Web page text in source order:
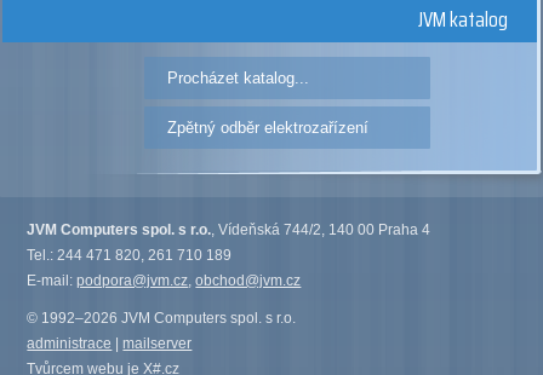
JVM katalog
Procházet katalog...
Zpětný odběr elektrozařízení
JVM Computers spol. s r.o., Vídeňská 744/2, 140 00 Praha 4
Tel.: 244 471 820, 261 710 189
E-mail:podpora@jvm.cz,obchod@jvm.cz
© 1992–2026 JVM Computers spol. s r.o.
administrace |mailserver
Tvůrcem webu jeX#.cz